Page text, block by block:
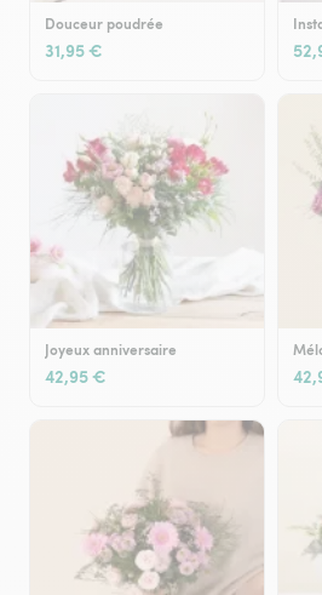
Douceur poudrée
31,95 €
Joyeux anniversaire
42,95 €